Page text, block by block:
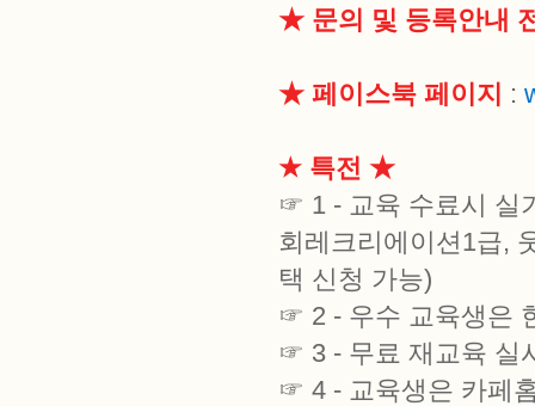
★ 문의 및 등록안내
★ 페이스북 페이지 :
★ 특전 ★
☞ 1 - 교육 수료시 실
회레크리에이션1급,
택 신청 가능)
☞ 2 - 우수 교육생은
☞ 3 - 무료 재교육 실
☞ 4 - 교육생은 카페